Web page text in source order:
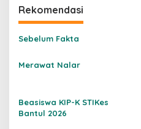
g
a
i
o
s
Rekomendasi
Sebelum Fakta
Merawat Nalar
Beasiswa KIP-K STIKes
Bantul 2026